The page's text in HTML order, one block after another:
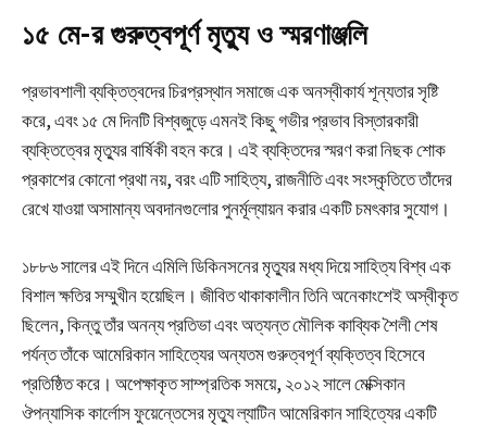
১৫ মে-র গুরুত্বপূর্ণ মৃত্যু ও স্মরণাঞ্জলি
প্রভাবশালী ব্যক্তিত্বদের চিরপ্রস্থান সমাজে এক অনস্বীকার্য শূন্যতার সৃষ্টি
করে, এবং ১৫ মে দিনটি বিশ্বজুড়ে এমনই কিছু গভীর প্রভাব বিস্তারকারী
ব্যক্তিত্বের মৃত্যুর বার্ষিকী বহন করে। এই ব্যক্তিদের স্মরণ করা নিছক শোক
প্রকাশের কোনো প্রথা নয়, বরং এটি সাহিত্য, রাজনীতি এবং সংস্কৃতিতে তাঁদের
রেখে যাওয়া অসামান্য অবদানগুলোর পুনর্মূল্যায়ন করার একটি চমৎকার সুযোগ।
১৮৮৬ সালের এই দিনে এমিলি ডিকিনসনের মৃত্যুর মধ্য দিয়ে সাহিত্য বিশ্ব এক
বিশাল ক্ষতির সম্মুখীন হয়েছিল। জীবিত থাকাকালীন তিনি অনেকাংশেই অস্বীকৃত
ছিলেন, কিন্তু তাঁর অনন্য প্রতিভা এবং অত্যন্ত মৌলিক কাব্যিক শৈলী শেষ
পর্যন্ত তাঁকে আমেরিকান সাহিত্যের অন্যতম গুরুত্বপূর্ণ ব্যক্তিত্ব হিসেবে
প্রতিষ্ঠিত করে। অপেক্ষাকৃত সাম্প্রতিক সময়ে, ২০১২ সালে মেক্সিকান
ঔপন্যাসিক কার্লোস ফুয়েন্তেসের মৃত্যু ল্যাটিন আমেরিকান সাহিত্যের একটি